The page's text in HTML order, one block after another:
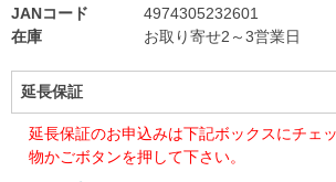
JANコード
4974305232601
在庫
お取り寄せ2～3営業日
延長保証
延長保証のお申込みは下記ボックスにチェ
物かごボタンを押して下さい。